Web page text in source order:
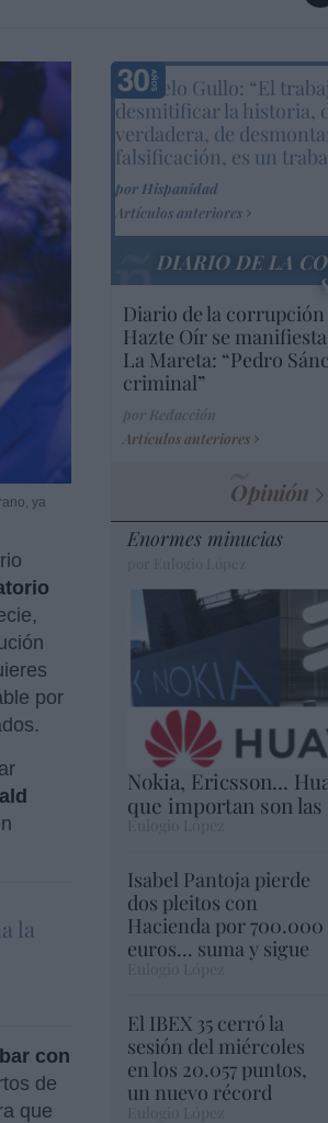
ya
por
la
con
de
que
Marcelo Gullo: “El
desmitificar la historia,
verdadera, de
falsificación, es un
por Hispanidad
Artículos anteriores
DIARIO DE LA
Diario de la corrupción
Hazte Oír se
La Mareta: “Pedro
criminal”
Artículos anteriores
Opinión
Enormes minucias
Nokia, Ericsson...
que importan son
Eulogio López
Isabel Pantoja pierde
dos pleitos con
Hacienda por 700.000
euros... suma y sigue
El IBEX 35 cerró la
sesión del miércoles
en los 20.057 puntos,
un nuevo récord